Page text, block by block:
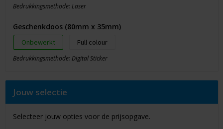
Bedrukkingsmethode: Laser
Geschenkdoos (80mm x 35mm)
Onbewerkt Full colour
Bedrukkingsmethode: Digital Sticker
Jouw selectie
Selecteer jouw opties voor de prijsopgave.